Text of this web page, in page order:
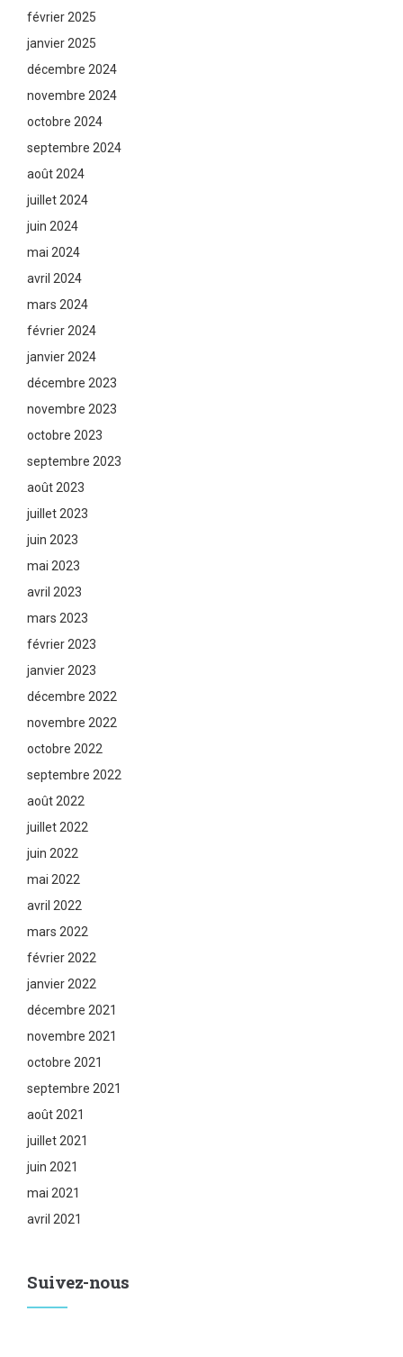
février 2025
janvier 2025
décembre 2024
novembre 2024
octobre 2024
septembre 2024
août 2024
juillet 2024
juin 2024
mai 2024
avril 2024
mars 2024
février 2024
janvier 2024
décembre 2023
novembre 2023
octobre 2023
septembre 2023
août 2023
juillet 2023
juin 2023
mai 2023
avril 2023
mars 2023
février 2023
janvier 2023
décembre 2022
novembre 2022
octobre 2022
septembre 2022
août 2022
juillet 2022
juin 2022
mai 2022
avril 2022
mars 2022
février 2022
janvier 2022
décembre 2021
novembre 2021
octobre 2021
septembre 2021
août 2021
juillet 2021
juin 2021
mai 2021
avril 2021
Suivez-nous